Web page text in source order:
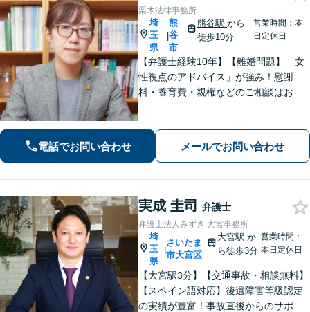
栗木法律事務所
埼
玉
県
|
熊
谷
市
熊谷駅 から
徒歩10分
営業時間：本
日定休日
【弁護士経験10年】【離婚問題】「女
性視点のアドバイス」が強み！慰謝
料・養育費・親権などのご相談はお任
ます。その他、交通事故、借金・債務
整理にも対応。
電話でお問い合わせ メールでお問い合わせ
実成 圭司 弁護士
弁護士法人みずき 大宮事務所
埼
玉
県
|
さいたま
市大宮区
大宮駅 か
ら徒歩3分
営業時間：
本日定休日
【大宮駅3分】【交通事故・相談無料】
【スペイン語対応】後遺障害等級認定
の実績が豊富！事故直後からのサポー